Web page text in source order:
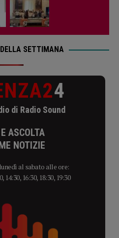
SETTIMANA
4
di Radio Sound
ASCOLTA
NOTIZIE
al sabato alle ore:
14:30, 16:30, 18:30, 19:30